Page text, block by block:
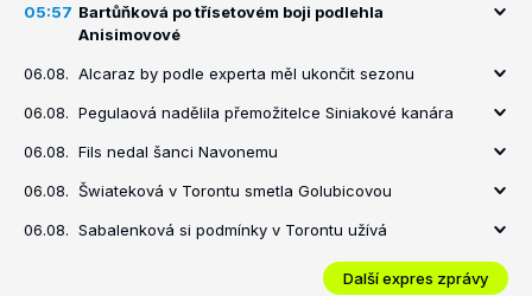
05:57 Bartůňková po třísetovém boji podlehla
Anisimovové
06.08. Alcaraz by podle experta měl ukončit sezonu
06.08. Pegulaová nadělila přemožitelce Siniakové kanára
06.08. Fils nedal šanci Navonemu
06.08. Šwiateková v Torontu smetla Golubicovou
06.08. Sabalenková si podmínky v Torontu užívá
Další expres zprávy